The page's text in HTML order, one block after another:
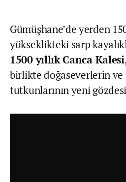
Gümüşhane’de yerden
yükseklikteki sarp
1500 yıllık Canca
birlikte doğaseverlerin
tutkunlarının yeni